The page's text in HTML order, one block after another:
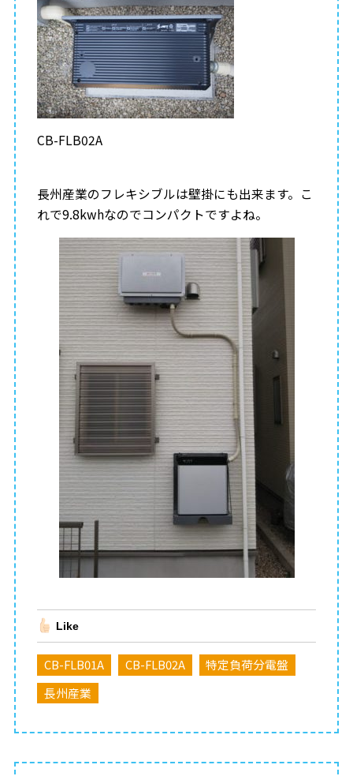
CB-FLB02A
長州産業のフレキシブルは壁掛にも出来ます。こ
れで9.8kwhなのでコンパクトですよね。
Like
CB-FLB01A CB-FLB02A
特定負荷分電盤
長州産業